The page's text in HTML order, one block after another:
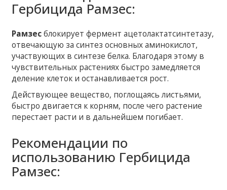
Гербицида Рамзес:
Рамзесблокирует фермент ацетолактатсинтетазу,
отвечающую за синтез основных аминокислот,
участвующих в синтезе белка. Благодаря этому в
чувствительных растениях быстро замедляется
деление клеток и останавливается рост.
Действующее вещество, поглощаясь листьями,
быстро двигается к корням, после чего растение
перестает расти и в дальнейшем погибает.
Рекомендации по
использованию Гербицида
Рамзес: